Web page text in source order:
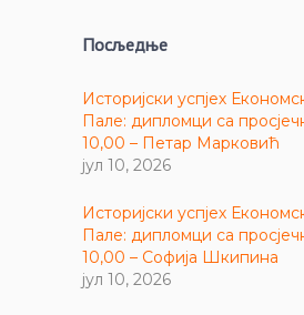
Посљедње
Историјски успјех
Пале: дипломци са
10,00 – Петар Марковић
јул 10, 2026
Историјски успјех
Пале: дипломци са
10,00 – Софија Шкипина
јул 10, 2026